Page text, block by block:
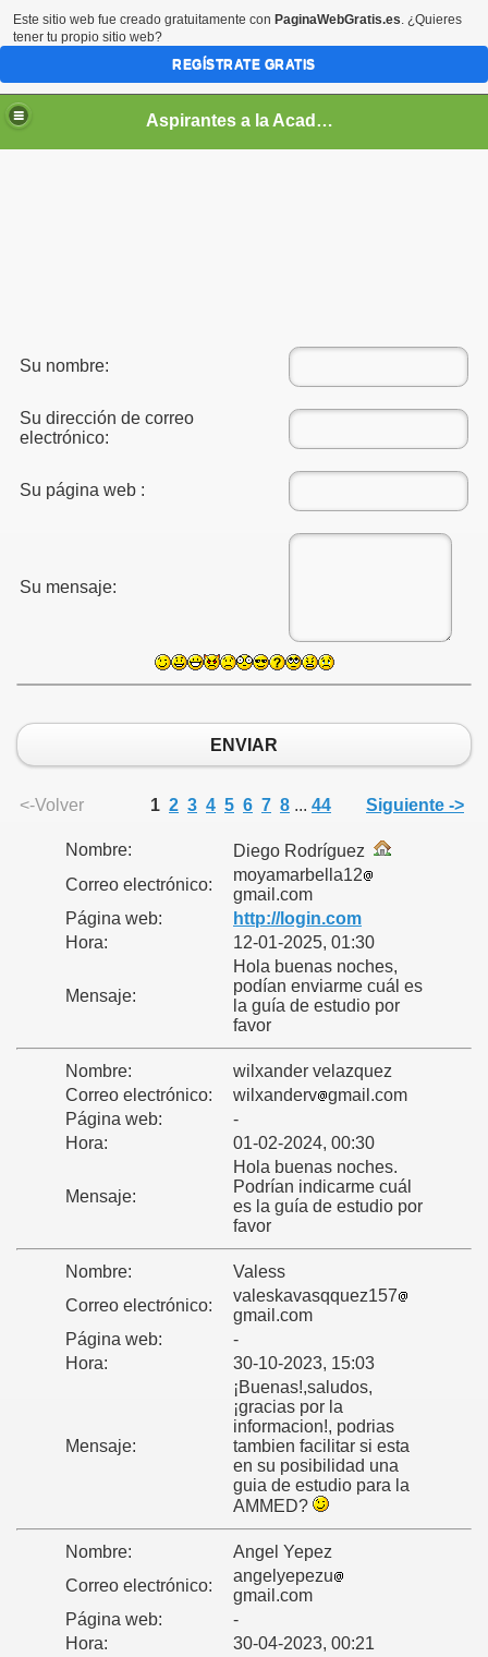
Aspirantes a la Academia Militar de Venezuela [NO ES LA PAGINA OFICIAL]
Su nombre:
Su dirección de correo
electrónico:
Su página web :
Su mensaje:
ENVIAR
<-Volver 1 2 3 4 5 6 7 8 ... 44 Siguiente ->
Nombre:
Diego Rodríguez
Correo electrónico:
moyamarbella12
gmail.com
Página web:
http://login.com
Hora:
12-01-2025, 01:30
Mensaje:
Hola buenas noches,
podían enviarme cuál es
la guía de estudio por
favor
Nombre:
wilxander velazquez
Correo electrónico:
wilxanderv gmail.com
Página web:
-
Hora:
01-02-2024, 00:30
Mensaje:
Hola buenas noches.
Podrían indicarme cuál
es la guía de estudio por
favor
Nombre:
Valess
Correo electrónico:
valeskavasqquez157
gmail.com
Página web:
-
Hora:
30-10-2023, 15:03
Mensaje:
¡Buenas!,saludos,
¡gracias por la
informacion!, podrias
tambien facilitar si esta
en su posibilidad una
guia de estudio para la
AMMED?
Nombre:
Angel Yepez
Correo electrónico:
angelyepezu
gmail.com
Página web:
-
Hora:
30-04-2023, 00:21
del Psicologo?
que sacar?
FEMENINAS
de ingreso?
Este sitio web fue creado gratuitamente con PaginaWebGratis.es. ¿Quieres
tener tu propio sitio web?
REGÍSTRATE GRATIS